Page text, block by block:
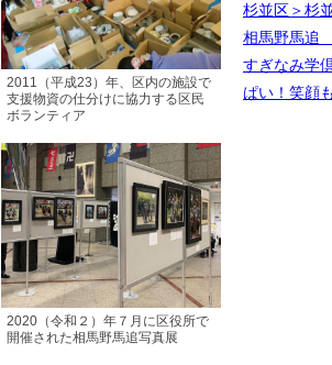
杉並区＞杉
相馬野馬追
すぎなみ学
ぱい！笑顔
2011（平成23）年、区内の施設で
支援物資の仕分けに協力する区民
ボランティア
2020（令和２）年７月に区役所で
開催された相馬野馬追写真展